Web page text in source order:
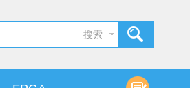
搜索